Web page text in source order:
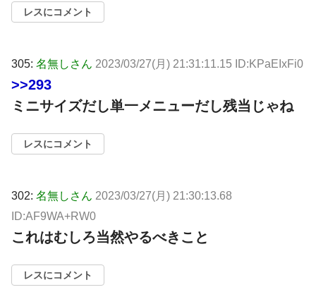
レスにコメント
305: 名無しさん 2023/03/27(月) 21:31:11.15 ID:KPaEIxFi0
>>293
ミニサイズだし単一メニューだし残当じゃね
レスにコメント
302: 名無しさん 2023/03/27(月) 21:30:13.68
ID:AF9WA+RW0
これはむしろ当然やるべきこと
レスにコメント